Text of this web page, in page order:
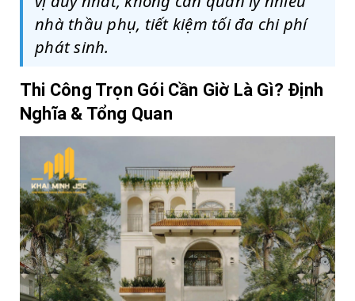
nhà thầu phụ, tiết kiệm tối đa chi phí
phát sinh.
Thi Công Trọn Gói Cần Giờ Là Gì? Định
Nghĩa & Tổng Quan